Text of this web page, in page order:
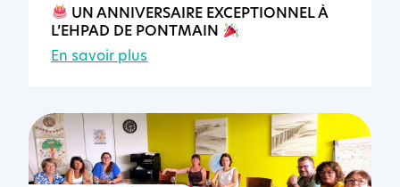
UN ANNIVERSAIRE EXCEPTIONNEL À
L’EHPAD DE PONTMAIN
En savoir plus